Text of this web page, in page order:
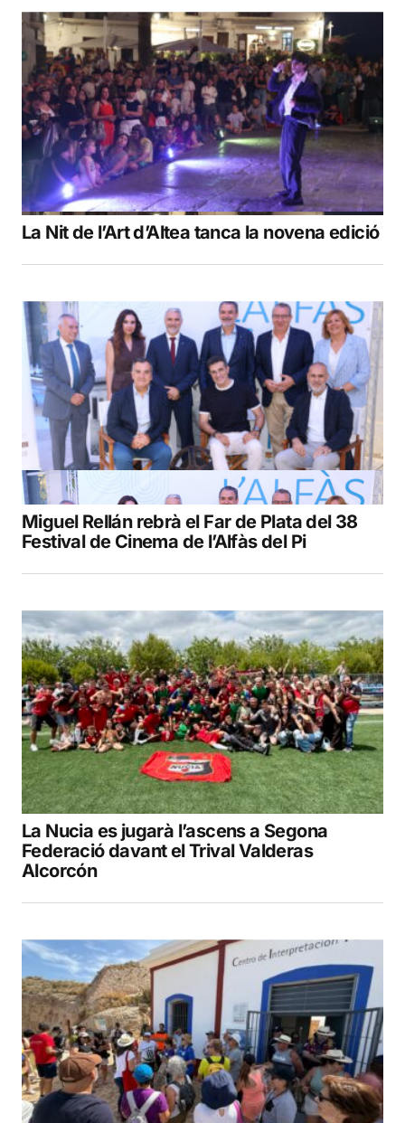
La Nit de l’Art d’Altea tanca la novena edició
Miguel Rellán rebrà el Far de Plata del 38
Festival de Cinema de l’Alfàs del Pi
La Nucia es jugarà l’ascens a Segona
Federació davant el Trival Valderas
Alcorcón